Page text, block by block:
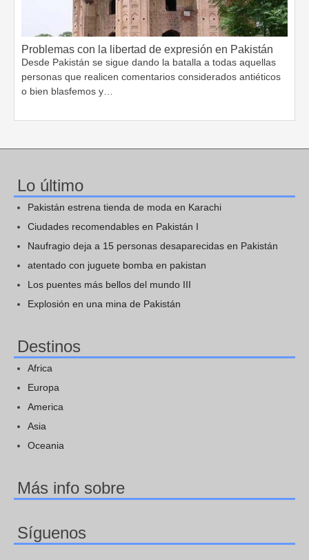
Problemas con la libertad de expresión en Pakistán
Desde Pakistán se sigue dando la batalla a todas aquellas
personas que realicen comentarios considerados antiéticos
o bien blasfemos y…
Lo último
Pakistán estrena tienda de moda en Karachi
Ciudades recomendables en Pakistán I
Naufragio deja a 15 personas desaparecidas en Pakistán
atentado con juguete bomba en pakistan
Los puentes más bellos del mundo III
Explosión en una mina de Pakistán
Destinos
Africa
Europa
America
Asia
Oceania
Más info sobre
Síguenos